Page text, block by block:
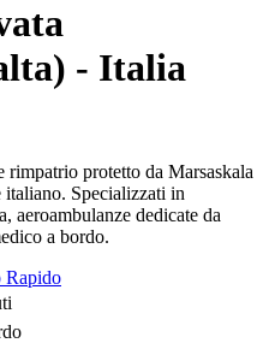
- Italia
rimpatrio protetto da Marsaskala
italiano. Specializzati in
aeroambulanze dedicate da
a bordo.
Rapido